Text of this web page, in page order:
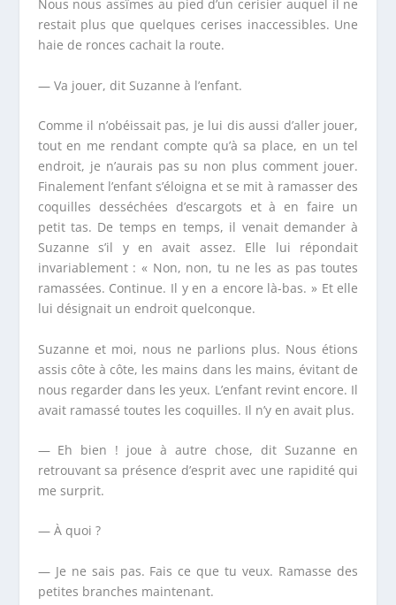
Nous nous assîmes au pied d’un cerisier auquel il ne
restait plus que quelques cerises inaccessibles. Une
haie de ronces cachait la route.
— Va jouer, dit Suzanne à l’enfant.
Comme il n’obéissait pas, je lui dis aussi d’aller jouer,
tout en me rendant compte qu’à sa place, en un tel
endroit, je n’aurais pas su non plus comment jouer.
Finalement l’enfant s’éloigna et se mit à ramasser des
coquilles desséchées d’escargots et à en faire un
petit tas. De temps en temps, il venait demander à
Suzanne s’il y en avait assez. Elle lui répondait
invariablement : « Non, non, tu ne les as pas toutes
ramassées. Continue. Il y en a encore là-bas. » Et elle
lui désignait un endroit quelconque.
Suzanne et moi, nous ne parlions plus. Nous étions
assis côte à côte, les mains dans les mains, évitant de
nous regarder dans les yeux. L’enfant revint encore. Il
avait ramassé toutes les coquilles. Il n’y en avait plus.
— Eh bien ! joue à autre chose, dit Suzanne en
retrouvant sa présence d’esprit avec une rapidité qui
me surprit.
— À quoi ?
— Je ne sais pas. Fais ce que tu veux. Ramasse des
petites branches maintenant.